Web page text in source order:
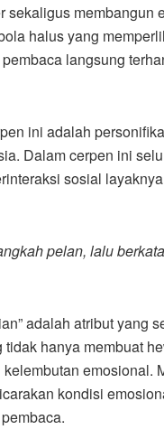
membangun
halus yang
langsung
ini adalah
Dalam cerpen ini
sosial
pelan, lalu
adalah atribut yang
hanya membuat
emosional.
kondisi